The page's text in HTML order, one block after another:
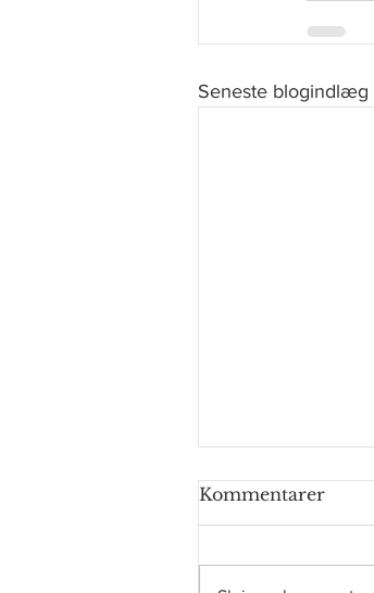
Seneste blogindlæg
Kommentarer